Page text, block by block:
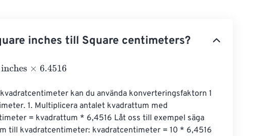
inches till Square centimeters?
×6.4516
kan du använda konverteringsfaktorn 1
1. Multiplicera antalet kvadrattum med
= kvadrattum * 6,4516 Låt oss till exempel säga
till kvadratcentimeter: kvadratcentimeter = 10 * 6,4516